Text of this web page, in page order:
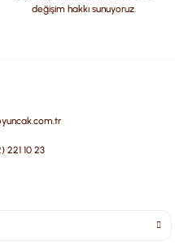
değişim hakkı sunuyoruz.
221 10 23